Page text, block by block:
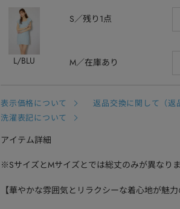
L/BLU
S 残り1点
M 在庫あり
表示価格について 返品交換に関して（返
洗濯表記について
アイテム詳細
※SサイズとMサイズとでは総丈のみが異なり
【華やかな雰囲気とリラクシーな着心地が魅